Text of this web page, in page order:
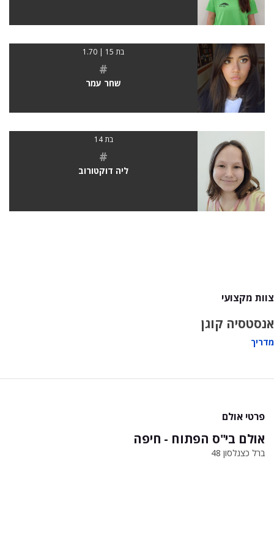
בת 15 | 1.70
#
שחר עמר
בת 14
#
ליה דוקטורוב
צוות מקצועי
אנסטסיה קוגן
מדריך
פרטי אולם
אולם בי"ס הפתוח - חיפה
ברל כצנלסון 48